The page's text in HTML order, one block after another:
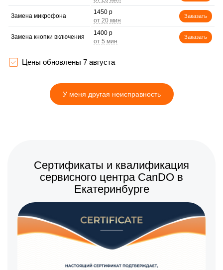
Замена микрофона
1450 р
Заказать
Замена кнопки включения
1400 р
Заказать
фокусировки
Цены обновлены 7 августа
У меня другая неисправность
Сертификаты и квалификация
сервисного центра CanDO в
Екатеринбурге